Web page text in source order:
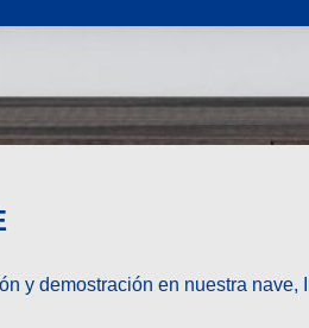
y demostración en nuestra